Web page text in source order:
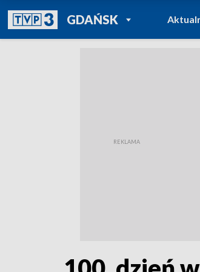
GDAŃSKPOWRÓT DO
TVP REGIONY